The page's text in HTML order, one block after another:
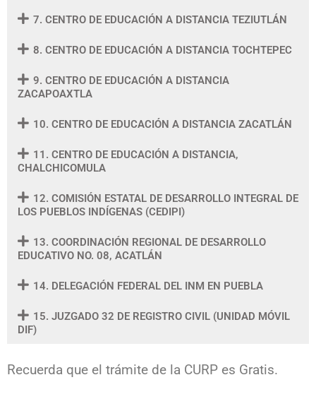
7. CENTRO DE EDUCACIÓN A DISTANCIA TEZIUTLÁN
8. CENTRO DE EDUCACIÓN A DISTANCIA TOCHTEPEC
9. CENTRO DE EDUCACIÓN A DISTANCIA
ZACAPOAXTLA
10. CENTRO DE EDUCACIÓN A DISTANCIA ZACATLÁN
11. CENTRO DE EDUCACIÓN A DISTANCIA,
CHALCHICOMULA
12. COMISIÓN ESTATAL DE DESARROLLO INTEGRAL DE
LOS PUEBLOS INDÍGENAS (CEDIPI)
13. COORDINACIÓN REGIONAL DE DESARROLLO
EDUCATIVO NO. 08, ACATLÁN
14. DELEGACIÓN FEDERAL DEL INM EN PUEBLA
15. JUZGADO 32 DE REGISTRO CIVIL (UNIDAD MÓVIL
DIF)
Recuerda que el trámite de la CURP es Gratis.